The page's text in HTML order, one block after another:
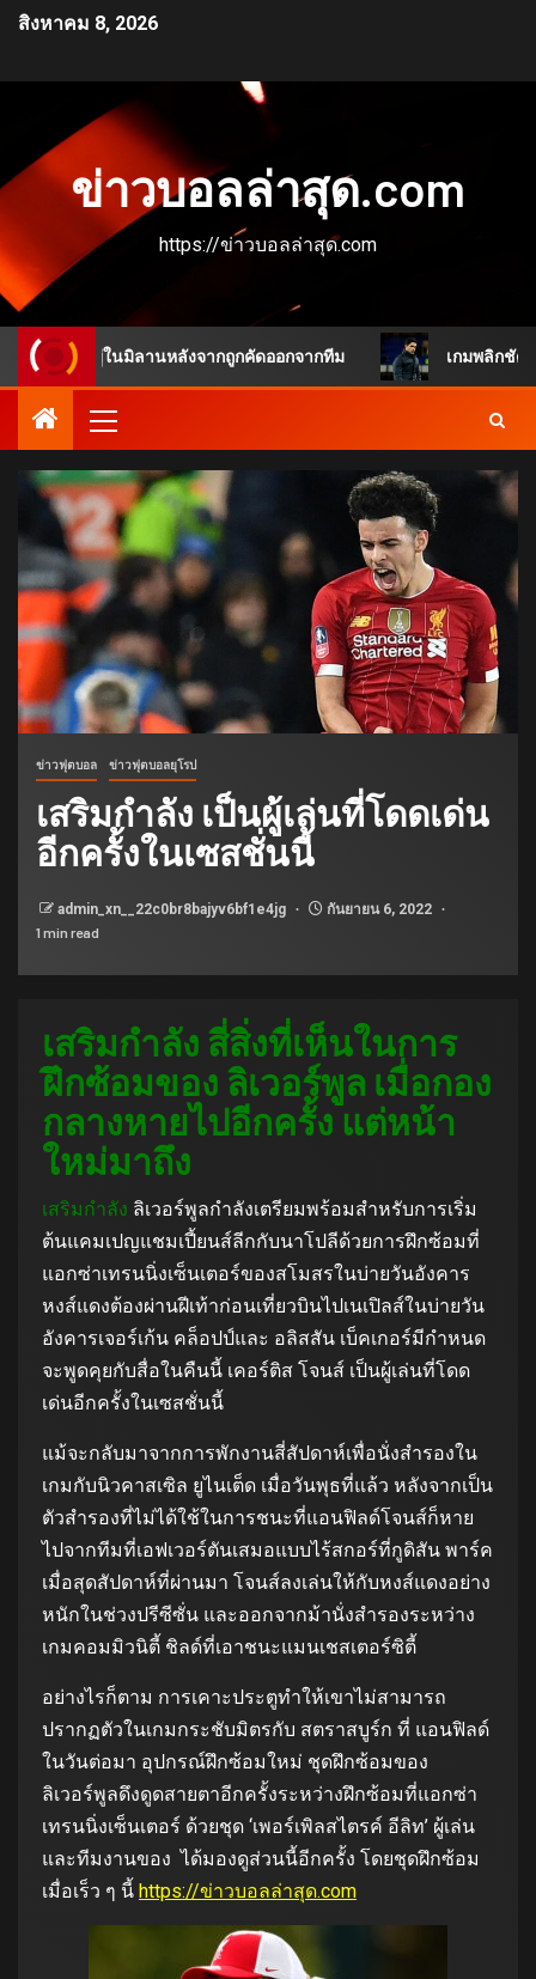
สิงหาคม 8, 2026
ข่าวบอลล่าสุด.com
https://ข่าวบอลล่าสุด.com
อยู่ในมิลานหลังจากถูกคัดออกจากทีม เกมพลิกชัดเจน แชม
ข่าวฟุตบอล ข่าวฟุตบอลยุโรป
เสริมกำลัง เป็นผู้เล่นที่โดดเด่น
อีกครั้งในเซสชั่นนี้
admin_xn__22c0br8bajyv6bf1e4jg
กันยายน 6, 2022
1 min read
เสริมกำลัง สี่สิ่งที่เห็นในการ
ฝึกซ้อมของ ลิเวอร์พูล เมื่อกอง
กลางหายไปอีกครั้ง แต่หน้า
ใหม่มาถึง
เสริมกำลัง ลิเวอร์พูลกำลังเตรียมพร้อมสำหรับการเริ่ม
ต้นแคมเปญแชมเปี้ยนส์ลีกกับนาโปลีด้วยการฝึกซ้อมที่
แอกซ่าเทรนนิ่งเซ็นเตอร์ของสโมสรในบ่ายวันอังคาร
หงส์แดงต้องผ่านฝีเท้าก่อนเที่ยวบินไปเนเปิลส์ในบ่ายวัน
อังคารเจอร์เก้น คล็อปป์และ อลิสสัน เบ็คเกอร์มีกำหนด
จะพูดคุยกับสื่อในคืนนี้ เคอร์ติส โจนส์ เป็นผู้เล่นที่โดด
เด่นอีกครั้งในเซสชั่นนี้
แม้จะกลับมาจากการพักงานสี่สัปดาห์เพื่อนั่งสำรองใน
เกมกับนิวคาสเซิล ยูไนเต็ด เมื่อวันพุธที่แล้ว หลังจากเป็น
ตัวสำรองที่ไม่ได้ใช้ในการชนะที่แอนฟิลด์โจนส์ก็หาย
ไปจากทีมที่เอฟเวอร์ตันเสมอแบบไร้สกอร์ที่กูดิสัน พาร์ค
เมื่อสุดสัปดาห์ที่ผ่านมา โจนส์ลงเล่นให้กับหงส์แดงอย่าง
หนักในช่วงปรีซีซั่น และออกจากม้านั่งสำรองระหว่าง
เกมคอมมิวนิตี้ ชิลด์ที่เอาชนะแมนเชสเตอร์ซิตี้
อย่างไรก็ตาม การเคาะประตูทำให้เขาไม่สามารถ
ปรากฏตัวในเกมกระชับมิตรกับ สตราสบูร์ก ที่ แอนฟิลด์
ในวันต่อมา อุปกรณ์ฝึกซ้อมใหม่ ชุดฝึกซ้อมของ
ลิเวอร์พูลดึงดูดสายตาอีกครั้งระหว่างฝึกซ้อมที่แอกซ่า
เทรนนิ่งเซ็นเตอร์ ด้วยชุด ‘เพอร์เพิลสไตรค์ อีลิท’ ผู้เล่น
และทีมงานของ ได้มองดูส่วนนี้อีกครั้ง โดยชุดฝึกซ้อม
เมื่อเร็ว ๆ นี้ https://ข่าวบอลล่าสุด.com